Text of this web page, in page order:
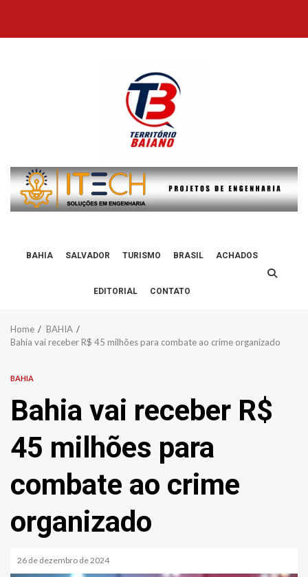
content
BAHIA SALVADOR TURISMO BRASIL ACHADOS
EDITORIAL CONTATO
Home
BAHIA
Bahia vai receber R$ 45 milhões para combate ao crime organizado
BAHIA
Bahia vai receber R$
45 milhões para
combate ao crime
organizado
26 de dezembro de 2024